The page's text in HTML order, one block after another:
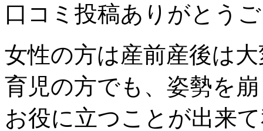
口コミ投稿ありがとう
女性の方は産前産後は
育児の方でも、姿勢を
お役に立つことが出来